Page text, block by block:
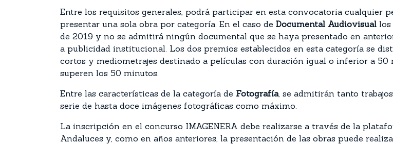
Entre los requisitos generales, podrá participar en esta convocatoria cualquier
presentar una sola obra por categoría. En el caso de Documental Audiovisual los
de 2019 y no se admitirá ningún documental que se haya presentado en
a publicidad institucional. Los dos premios establecidos en esta categoría se
cortos y mediometrajes destinado a películas con duración igual o inferior a
superen los 50 minutos.
Entre las características de la categoría de Fotografía, se admitirán tanto
serie de hasta doce imágenes fotográficas como máximo.
La inscripción en el concurso IMAGENERA debe realizarse a través de la
Andaluces y, como en años anteriores, la presentación de las obras puede